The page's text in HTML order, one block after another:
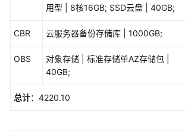
解
方
美
用型 | 8核16GB; SSD云盘 | 40GB;
CBR 云服务器备份存储库 | 1000GB;
OBS
对象存储 | 标准存储单AZ存储包 |
40GB;
总计：4220.10